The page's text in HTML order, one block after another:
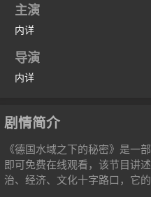
主演
内详
导演
内详
剧情简介
《德国水域之下的秘密》是一
即可免费在线观看，该节目讲
治、经济、文化十字路口，它